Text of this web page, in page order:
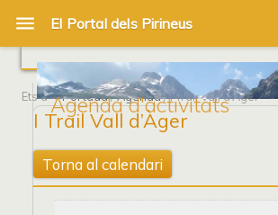
Agenda d'activitats
Ets a Portada/Agenda/ I Trail Vall d’Àger
I Trail Vall d’Àger
Torna al calendari